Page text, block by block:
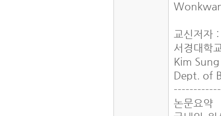
교신저자
서경대학
Kim
Dept. of
논문요약